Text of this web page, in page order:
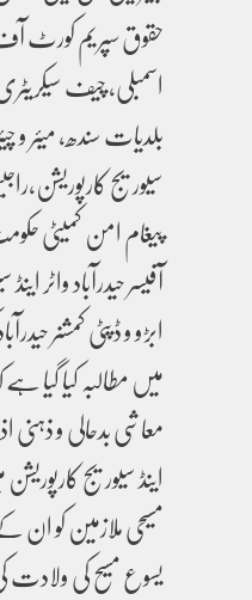
حقوق سپریم کورٹ آف
اسمبلی، چیف
بلدیات سندھ، میئر و
سیوریج
پیغام امن کمیٹی
آفیسر حیدرآباد واٹر
ابڑو و ڈپٹی کمشنر
میں مطالبہ کیا گیا
معاشی بدحالی و ذہنی
اینڈ سیوریج
مسیحی ملازمین کو